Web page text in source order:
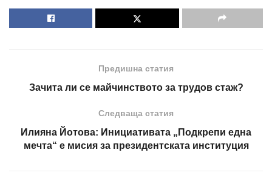
Предишна статия
Зачита ли се майчинството за трудов стаж?
Следваща статия
Илияна Йотова: Инициативата „Подкрепи една
мечта“ е мисия за президентската институция